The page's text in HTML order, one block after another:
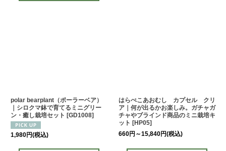
polar bearplant（ポーラーベア）
｜シロクマ鉢で育てるミニグリー
ン・癒し栽培セット [GD1008]
1,980円(税込)
はらぺこあおむし カプセル クリ
ア｜何が出るかお楽しみ。ガチャガ
チャやブラインド商品のミニ栽培キ
ット [HP05]
660円 ～15,840円(税込)